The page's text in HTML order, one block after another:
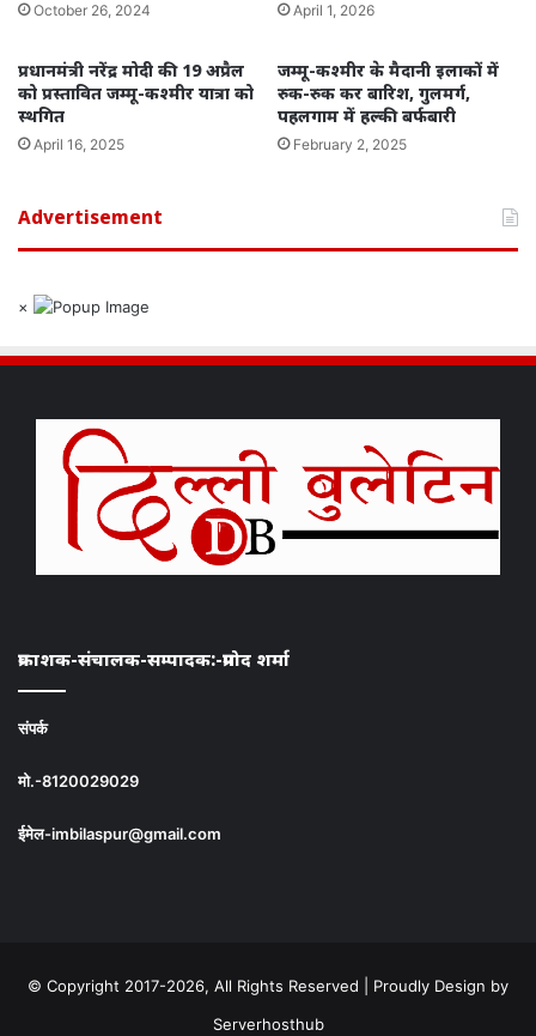
October 26, 2024 April 1, 2026
प्रधानमंत्री नरेंद्र मोदी की 19 अप्रैल
को प्रस्तावित जम्मू-कश्मीर यात्रा को
स्थगित
April 16, 2025
जम्मू-कश्मीर के मैदानी इलाकों में
रुक-रुक कर बारिश, गुलमर्ग,
पहलगाम में हल्की बर्फबारी
February 2, 2025
Advertisement
×
प्रकाशक-संचालक-सम्पादक:-प्रमोद शर्मा
संपर्क
मो.-8120029029
ईमेल-imbilaspur@gmail.com
© Copyright 2017-2026, All Rights Reserved | Proudly Design by
Serverhosthub